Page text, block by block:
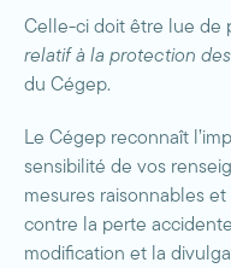
Celle-ci doit être lue de
relatif à la protection
du Cégep.
Le Cégep reconnaît
sensibilité de vos
mesures raisonnables
contre la perte
modification et la